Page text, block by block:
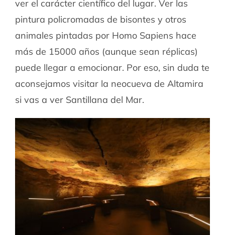
ver el carácter científico del lugar. Ver las
pintura policromadas de bisontes y otros
animales pintadas por Homo Sapiens hace
más de 15000 años (aunque sean réplicas)
puede llegar a emocionar. Por eso, sin duda te
aconsejamos visitar la neocueva de Altamira
si vas a ver Santillana del Mar.